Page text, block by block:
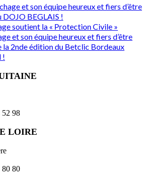
et son équipe heureux et fiers d’être
DOJO BEGLAIS !
soutient la « Protection Civile »
et son équipe heureux et fiers d’être
la 2nde édition du Betclic Bordeaux
!
52 98
LOIRE
80 80